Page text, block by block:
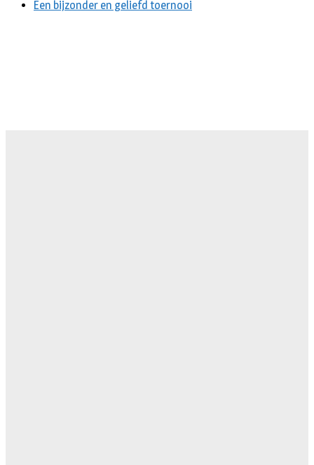
Een bijzonder en geliefd toernooi